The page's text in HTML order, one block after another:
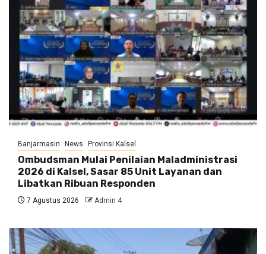
Banjarmasin News Provinsi Kalsel
Ombudsman Mulai Penilaian Maladministrasi
2026 di Kalsel, Sasar 85 Unit Layanan dan
Libatkan Ribuan Responden
7 Agustus 2026 Admin 4